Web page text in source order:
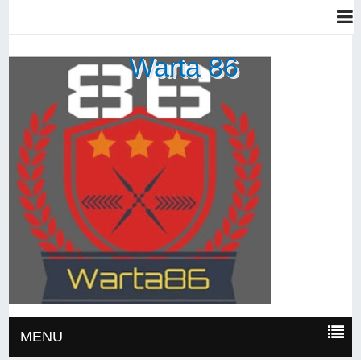
Warta 86
MENU